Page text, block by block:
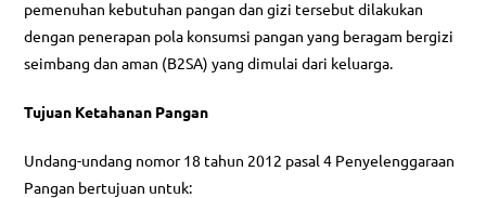
pemenuhan kebutuhan pangan dan gizi tersebut dilakukan
dengan penerapan pola konsumsi pangan yang beragam bergizi
seimbang dan aman (B2SA) yang dimulai dari keluarga.
Tujuan Ketahanan Pangan
Undang-undang nomor 18 tahun 2012 pasal 4 Penyelenggaraan
Pangan bertujuan untuk: